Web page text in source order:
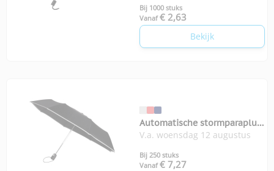
Bij 1000 stuks
Vanaf € 2,63
Bekijk
Automatische stormparaplu
Ben
V.a. woensdag 12 augustus
Bij 250 stuks
Vanaf € 7,27